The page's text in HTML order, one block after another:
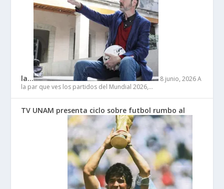
la… 8 junio, 2026 A
la par que ves los partidos del Mundial 2026,…
TV UNAM presenta ciclo sobre futbol rumbo al